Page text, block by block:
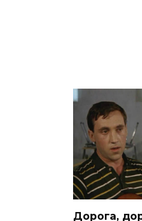
Дорога,